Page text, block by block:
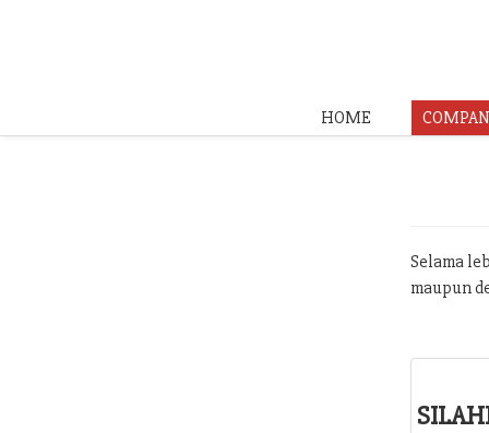
HOME
Selama
maupun